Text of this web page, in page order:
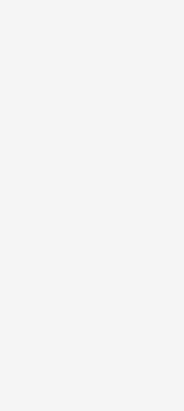
持つ
のようなメリットがある
ょう。
婚活サービスを選ぶ
利用すれば、年齢を引
きます。50代以上を対
の出会いを前提としてい
るミスマッチを防ぎや
するよりも、真剣な出
集まる場所のほうが、